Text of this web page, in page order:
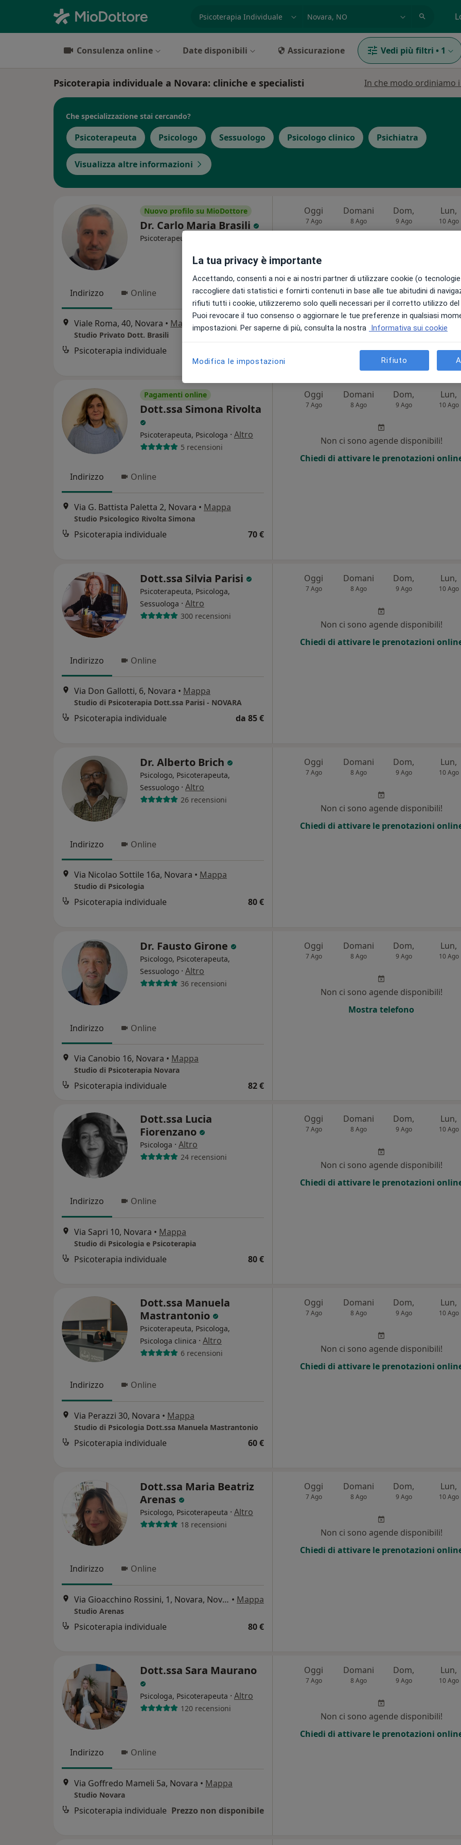
Consulenza online Date disponibili Assicurazione Vedi più filtri • 1
Psicoterapia individuale a Novara: cliniche e specialisti In che modo ordiniamo
Che specializzazione stai cercando?
Psicoterapeuta Psicologo Sessuologo Psicologo clinico Psichiatra
Visualizza altre informazioni
Nuovo profilo su MioDottore
Dr. Carlo Maria Brasili
Psicoterapeuta
Indirizzo Online
Viale Roma, 40, Novara • Mappa
Studio Privato Dott. Brasili
Psicoterapia individuale
Oggi
7 Ago
Domani
8 Ago
Dom,
9 Ago
Lun,
10 Ago
Non ci sono agende disponibili!
Chiedi di attivare le prenotazioni online
Pagamenti online
Dott.ssa Simona Rivolta
Psicoterapeuta, Psicologa · Altro
5 recensioni
Indirizzo Online
Via G. Battista Paletta 2, Novara • Mappa
Studio Psicologico Rivolta Simona
Psicoterapia individuale 70 €
Oggi
7 Ago
Domani
8 Ago
Dom,
9 Ago
Lun,
10 Ago
Non ci sono agende disponibili!
Chiedi di attivare le prenotazioni
Dott.ssa Silvia Parisi
Psicoterapeuta, Psicologa,
Sessuologa · Altro
300 recensioni
Indirizzo Online
Via Don Gallotti, 6, Novara • Mappa
Studio di Psicoterapia Dott.ssa Parisi - NOVARA
Psicoterapia individuale da 85 €
Oggi
7 Ago
Domani
8 Ago
Dom,
9 Ago
Lun,
10 Ago
Non ci sono agende disponibili!
Chiedi di attivare le prenotazioni
Dr. Alberto Brich
Psicologo, Psicoterapeuta,
Sessuologo · Altro
26 recensioni
Indirizzo Online
Via Nicolao Sottile 16a, Novara • Mappa
Studio di Psicologia
Psicoterapia individuale 80 €
Oggi
7 Ago
Domani
8 Ago
Dom,
9 Ago
Lun,
10 Ago
Non ci sono agende disponibili!
Chiedi di attivare le prenotazioni
Dr. Fausto Girone
Psicologo, Psicoterapeuta,
Sessuologo · Altro
36 recensioni
Indirizzo Online
Via Canobio 16, Novara • Mappa
Studio di Psicoterapia Novara
Psicoterapia individuale 82 €
Oggi
7 Ago
Domani
8 Ago
Dom,
9 Ago
Lun,
10 Ago
Non ci sono agende disponibili!
Mostra telefono
Dott.ssa Lucia
Fiorenzano
Psicologa · Altro
24 recensioni
Indirizzo Online
Via Sapri 10, Novara • Mappa
Studio di Psicologia e Psicoterapia
Psicoterapia individuale 80 €
Oggi
7 Ago
Domani
8 Ago
Dom,
9 Ago
Lun,
10 Ago
Non ci sono agende disponibili!
Chiedi di attivare le prenotazioni
Dott.ssa Manuela
Mastrantonio
Psicoterapeuta, Psicologa,
Psicologa clinica · Altro
6 recensioni
Indirizzo Online
Via Perazzi 30, Novara • Mappa
Studio di Psicologia Dott.ssa Manuela Mastrantonio
Psicoterapia individuale 60 €
Oggi
7 Ago
Domani
8 Ago
Dom,
9 Ago
Lun,
10 Ago
Non ci sono agende disponibili!
Chiedi di attivare le prenotazioni
Dott.ssa Maria Beatriz
Arenas
Psicologo, Psicoterapeuta · Altro
18 recensioni
Indirizzo Online
Via Gioacchino Rossini, 1, Novara, Novara • Mappa
Studio Arenas
Psicoterapia individuale 80 €
Oggi
7 Ago
Domani
8 Ago
Dom,
9 Ago
Lun,
10 Ago
Non ci sono agende disponibili!
Chiedi di attivare le prenotazioni
Dott.ssa Sara Maurano
Psicologa, Psicoterapeuta · Altro
120 recensioni
Indirizzo Online
Via Goffredo Mameli 5a, Novara • Mappa
Studio Novara
Psicoterapia individuale Prezzo non disponibile
Oggi
7 Ago
Domani
8 Ago
Dom,
9 Ago
Lun,
10 Ago
Non ci sono agende disponibili!
Chiedi di attivare le prenotazioni
La tua privacy è importante
Accettando, consenti a noi e ai nostri partner di utilizzare cookie (o
raccogliere dati statistici e fornirti contenuti in base alle tue abitudini di
rifiuti tutti i cookie, utilizzeremo solo quelli necessari per il corretto utilizzo
Puoi revocare il tuo consenso o aggiornare le tue preferenze in qualsiasi
impostazioni. Per saperne di più, consulta la nostra Informativa sui cookie
Modifica le impostazioni Rifiuto